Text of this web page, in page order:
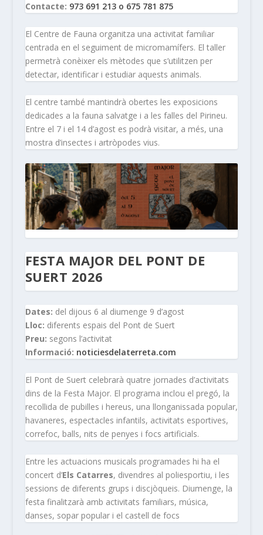
Contacte: 973 691 213 o 675 781 875
El Centre de Fauna organitza una activitat familiar
centrada en el seguiment de micromamífers. El taller
permetrà conèixer els mètodes que s’utilitzen per
detectar, identificar i estudiar aquests animals.
El centre també mantindrà obertes les exposicions
dedicades a la fauna salvatge i a les falles del Pirineu.
Entre el 7 i el 14 d’agost es podrà visitar, a més, una
mostra d’insectes i artròpodes vius.
FESTA MAJOR DEL PONT DE
SUERT 2026
Dates: del dijous 6 al diumenge 9 d’agost
Lloc: diferents espais del Pont de Suert
Preu: segons l’activitat
Informació: noticiesdelaterreta.com
El Pont de Suert celebrarà quatre jornades d’activitats
dins de la Festa Major. El programa inclou el pregó, la
recollida de pubilles i hereus, una llonganissada popular,
havaneres, espectacles infantils, activitats esportives,
correfoc, balls, nits de penyes i focs artificials.
Entre les actuacions musicals programades hi ha el
concert d’Els Catarres, divendres al poliesportiu, i les
sessions de diferents grups i discjòqueis. Diumenge, la
festa finalitzarà amb activitats familiars, música,
danses, sopar popular i el castell de focs